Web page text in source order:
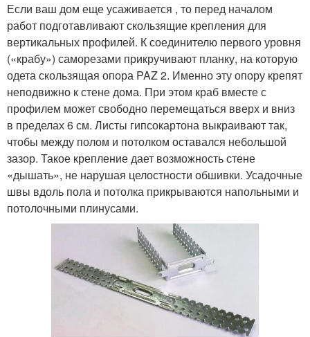
Если ваш дом еще усаживается , то перед началом
работ подготавливают скользящие крепления для
вертикальных профилей. К соединителю первого уровня
(«крабу») саморезами прикручивают планку, на которую
одета скользящая опора PAZ 2. Именно эту опору крепят
неподвижно к стене дома. При этом краб вместе с
профилем может свободно перемещаться вверх и вниз
в пределах 6 см. Листы гипсокартона выкраивают так,
чтобы между полом и потолком оставался небольшой
зазор. Такое крепление дает возможность стене
«дышать», не нарушая целостности обшивки. Усадочные
швы вдоль пола и потолка прикрываются напольными и
потолочными плинусами.